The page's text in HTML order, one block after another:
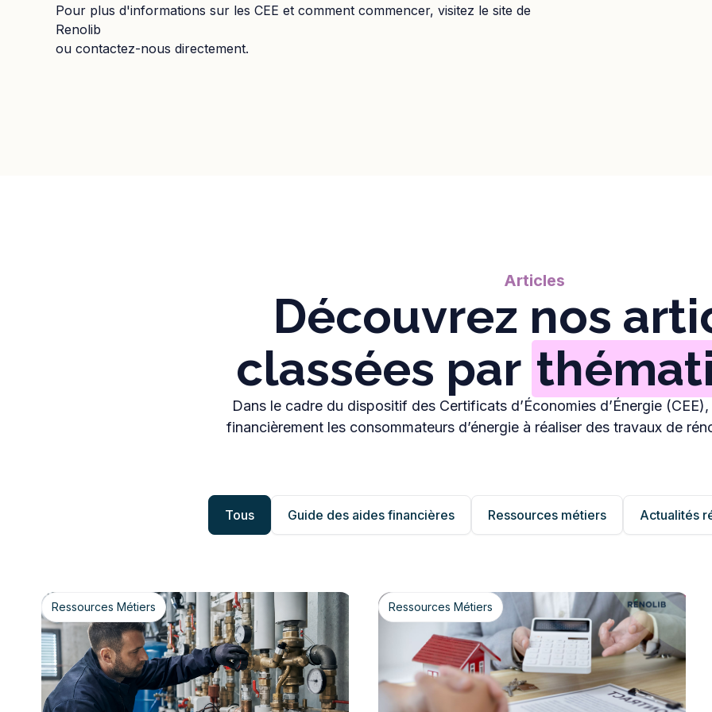
Pour plus d'informations sur les CEE et comment commencer, visitez le site de
Renolib
ou contactez-nous directement.
Articles
Découvrez nos
classées par
Dans le cadre du dispositif des Certificats d’Économies d’Énergie
financièrement les consommateurs d’énergie à réaliser des travaux de
Tous Guide des aides financières Ressources métiers Actualités
Ressources Métiers Ressources Métiers